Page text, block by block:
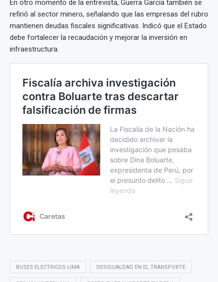
En otro momento de la entrevista, Guerra García también se
refirió al sector minero, señalando que las empresas del rubro
mantienen deudas fiscales significativas. Indicó que el Estado
debe fortalecer la recaudación y mejorar la inversión en
infraestructura.
BUSES ELECTRICOS LIMA DESIGUALDAD EN EL TRANSPORTE